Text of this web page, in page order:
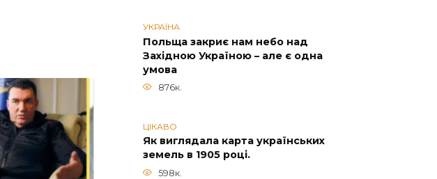
УКРАЇНА
Польща закриє нам небо над
Західною Україною – але є одна
умова
876к.
ЦІКАВО
Як виглядала карта українських
земель в 1905 році.
598к.